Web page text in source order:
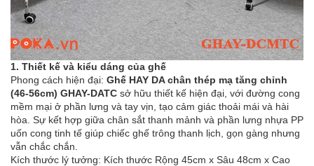
1. Thiết kế và kiểu dáng của ghế
Phong cách hiện đại: Ghế HAY DA chân thép mạ tăng chỉnh
(46-56cm) GHAY-DATC sở hữu thiết kế hiện đại, với đường cong
mềm mại ở phần lưng và tay vịn, tạo cảm giác thoải mái và hài
hòa. Sự kết hợp giữa chân sắt thanh mảnh và phần lưng nhựa PP
uốn cong tinh tế giúp chiếc ghế trông thanh lịch, gọn gàng nhưng
vẫn chắc chắn.
Kích thước lý tưởng: Kích thước Rộng 45cm x Sâu 48cm x Cao